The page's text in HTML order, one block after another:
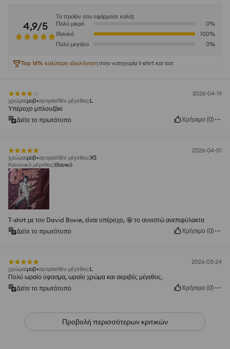
4,9/5
Το προϊόν σου εφάρμοσε καλά;
Πολύ μικρό
0%
Ιδανικό
100%
Πολύ μεγάλο
0%
Top 16% καλύτερη αξιολόγησηστην κατηγορία t-shirt και τοπ
2026-04-19
χρώμα:μοβ αγορασθέν μέγεθος:L
Υπέροχο μπλουζάκι
Δείτε το πρωτότυπο
Χρήσιμο (0)
2026-04-01
χρώμα:μοβ αγορασθέν μέγεθος:XS
Κανονικό μέγεθος:Ιδανικό
T-shirt με τον David Bovie, είναι υπέροχο, 🤩 το συνιστώ ανεπιφύλακτα
Δείτε το πρωτότυπο
Χρήσιμο (0)
2026-03-24
χρώμα:μοβ αγορασθέν μέγεθος:L
Πολύ ωραίο ύφασμα, ωραίο χρώμα και ακριβές μέγεθος.
Δείτε το πρωτότυπο
Χρήσιμο (0)
Προβολή περισσότερων κριτικών